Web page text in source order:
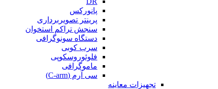
پانورکس
پرینتر تصویربرداری
سنجش تراکم استخوان
دستگاه سونوگرافی
سرب کوبی
فلوئوروسکوپی
ماموگرافی
سی آرم (C-arm)
تجهیزات معاینه